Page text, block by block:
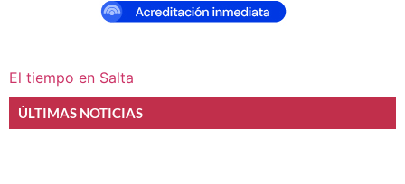
El tiempo en Salta
ÚLTIMAS NOTICIAS